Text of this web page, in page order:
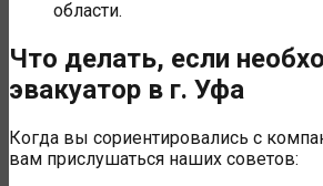
области.
Что делать, если
эвакуатор в г. Уфа
Когда вы сориентировались с
вам прислушаться наших советов: